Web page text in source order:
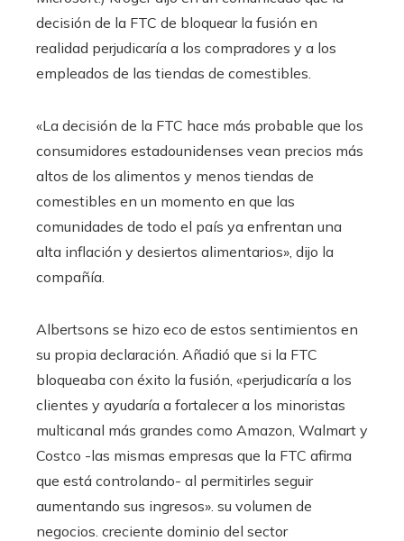
decisión de la FTC de bloquear la fusión en
realidad perjudicaría a los compradores y a los
empleados de las tiendas de comestibles.
«La decisión de la FTC hace más probable que los
consumidores estadounidenses vean precios más
altos de los alimentos y menos tiendas de
comestibles en un momento en que las
comunidades de todo el país ya enfrentan una
alta inflación y desiertos alimentarios», dijo la
compañía.
Albertsons se hizo eco de estos sentimientos en
su propia declaración. Añadió que si la FTC
bloqueaba con éxito la fusión, «perjudicaría a los
clientes y ayudaría a fortalecer a los minoristas
multicanal más grandes como Amazon, Walmart y
Costco -las mismas empresas que la FTC afirma
que está controlando- al permitirles seguir
aumentando sus ingresos». su volumen de
negocios. creciente dominio del sector